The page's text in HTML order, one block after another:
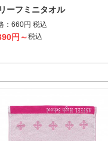
ント
ーフミニタオル
： 660円 税込
円～税込